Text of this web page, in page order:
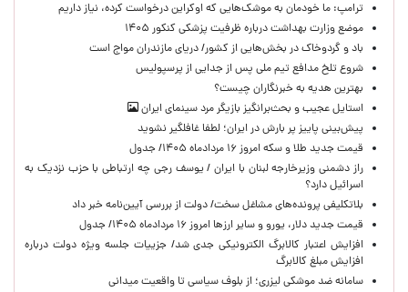
ترامپ: ما خودمان به موشک‌هایی که اوکراین درخواست کرده، نیاز داریم
موضع وزارت بهداشت درباره ظرفیت پزشکی کنکور ۱۴۰۵
باد و گردوخاک در بخش‌هایی از کشور/ دریای مازندران مواج است
شروع تلخ مدافع تیم ملی پس از جدایی از پرسپولیس
بهترین هدیه به خبرنگاران چیست؟
استایل عجیب و بحث‌برانگیز بازیگر مرد سینمای ایران
پیش‌بینی پاییز پر بارش در ایران؛ لطفا غافلگیر نشوید
قیمت جدید طلا و سکه امروز ۱۶ مردادماه ۱۴۰۵/ جدول
راز دشمنی وزیرخارجه لبنان با ایران / یوسف رجی چه ارتباطی با حزب نزدیک به
اسرائیل دارد؟
بلاتکلیفی پرونده‌های مشاغل سخت/ دولت از بررسی آیین‌نامه خبر داد
قیمت جدید دلار، یورو و سایر ارزها امروز ۱۶ مردادماه ۱۴۰۵/ جدول
افزایش اعتبار کالابرگ الکترونیکی جدی شد/ جزییات جلسه ویژه دولت درباره
افزایش مبلغ کالابرگ
سامانه ضد موشکی لیزری؛ از بلوف سیاسی تا واقعیت میدانی